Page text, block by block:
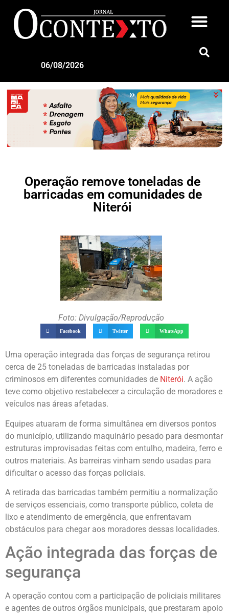
06/08/2026
Operação remove toneladas de
barricadas em comunidades de
Niterói
Foto: Divulgação/Reprodução
Facebook Twitter WhatsApp
Uma operação integrada das forças de segurança retirou
cerca de 25 toneladas de barricadas instaladas por
criminosos em diferentes comunidades de Niterói. A ação
teve como objetivo restabelecer a circulação de moradores e
veículos nas áreas afetadas.
Equipes atuaram de forma simultânea em diversos pontos
do município, utilizando maquinário pesado para desmontar
estruturas improvisadas feitas com entulho, madeira, ferro e
outros materiais. As barreiras vinham sendo usadas para
dificultar o acesso das forças policiais.
A retirada das barricadas também permitiu a normalização
de serviços essenciais, como transporte público, coleta de
lixo e atendimento de emergência, que enfrentavam
obstáculos para chegar aos moradores dessas localidades.
Ação integrada das forças de
segurança
A operação contou com a participação de policiais militares
e agentes de outros órgãos municipais, que prestaram apoio